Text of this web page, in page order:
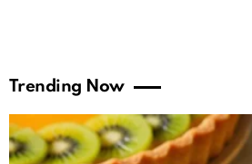
Trending Now